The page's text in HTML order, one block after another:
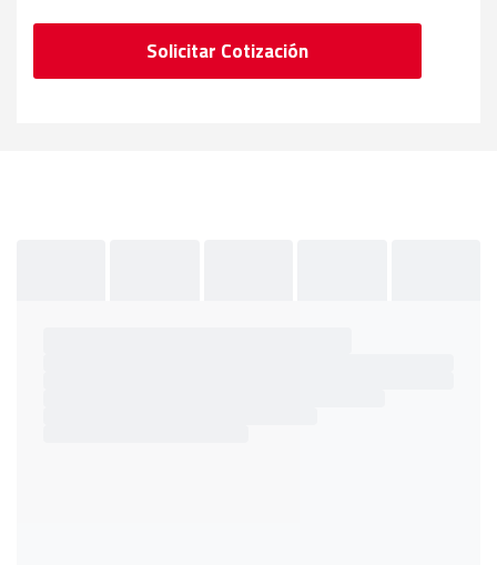
Solicitar Cotización